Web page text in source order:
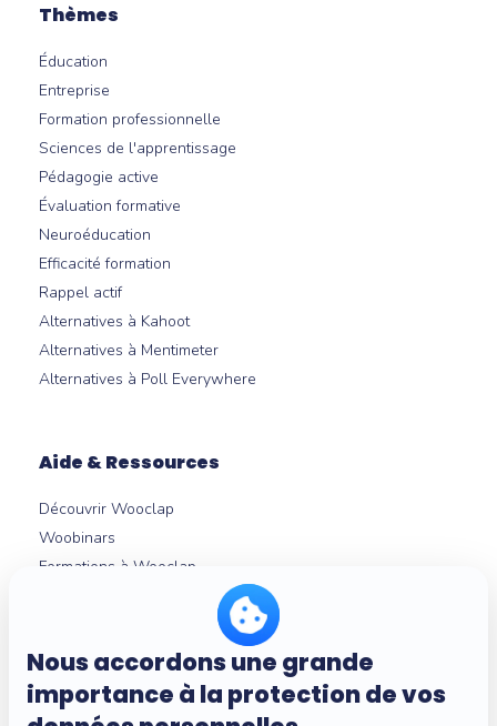
Nous accordons une grande
importance à la protection de vos
Thèmes
Éducation
Entreprise
Formation professionnelle
Sciences de l'apprentissage
Pédagogie active
Évaluation formative
Neuroéducation
Efficacité formation
Rappel actif
Alternatives à Kahoot
Alternatives à Mentimeter
Alternatives à Poll Everywhere
Aide & Ressources
Découvrir Wooclap
Woobinars
Formations à Wooclap
Guides et livres blancs
Intégrations LMS
Centre d'aide